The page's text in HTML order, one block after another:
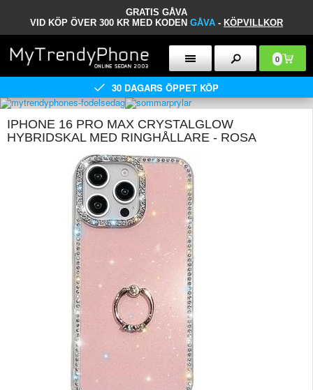
GRATIS GÅVA
VID KÖP ÖVER 300 KR MED KODEN GÅVA - KÖPVILLKOR
0
30 DAGARS ÖPPET KÖP
IPHONE 16 PRO MAX CRYSTALGLOW
HYBRIDSKAL MED RINGHÅLLARE - ROSA